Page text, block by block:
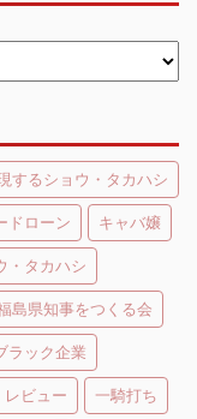
するショウ・タカハシ
ドローン キャバ嬢
・タカハシ
島県知事をつくる会
ラック企業
レビュー 一騎打ち